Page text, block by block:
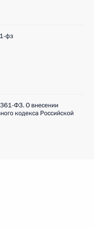
фз
ФЗ. О внесении
кодекса Российской